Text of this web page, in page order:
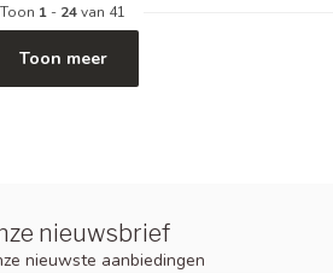
Toon 1 - 24van 41
Toon meer
nieuwsbrief
nieuwste aanbiedingen